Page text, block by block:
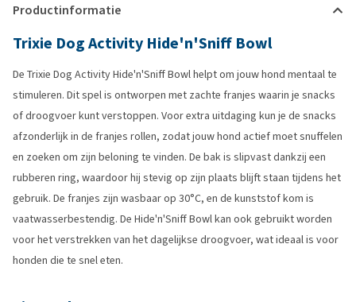
Productinformatie
Trixie Dog Activity Hide'n'Sniff Bowl
De Trixie Dog Activity Hide'n'Sniff Bowl helpt om jouw hond mentaal te
stimuleren. Dit spel is ontworpen met zachte franjes waarin je snacks
of droogvoer kunt verstoppen. Voor extra uitdaging kun je de snacks
afzonderlijk in de franjes rollen, zodat jouw hond actief moet snuffelen
en zoeken om zijn beloning te vinden. De bak is slipvast dankzij een
rubberen ring, waardoor hij stevig op zijn plaats blijft staan tijdens het
gebruik. De franjes zijn wasbaar op 30°C, en de kunststof kom is
vaatwasserbestendig. De Hide'n'Sniff Bowl kan ook gebruikt worden
voor het verstrekken van het dagelijkse droogvoer, wat ideaal is voor
honden die te snel eten.